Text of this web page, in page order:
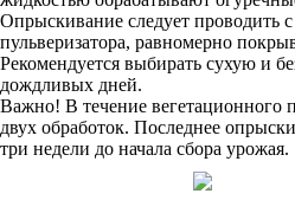
Опрыскивание следует проводить
пульверизатора, равномерно
Рекомендуется выбирать сухую и
дождливых дней.
Важно! В течение вегетационного
двух обработок. Последнее
три недели до начала сбора урожая.